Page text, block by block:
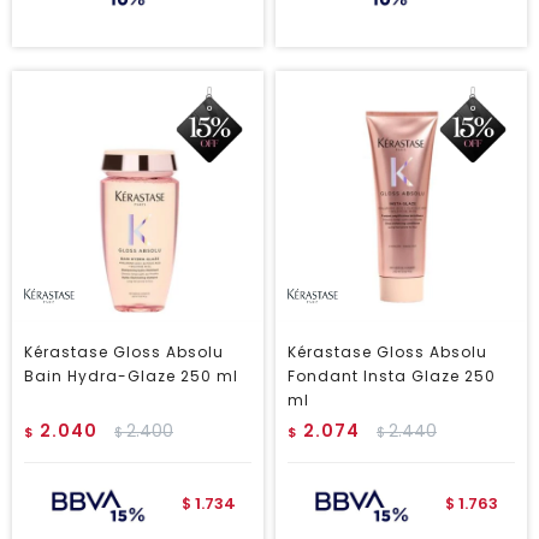
Kérastase Gloss Absolu
Bain Hydra-Glaze 250 ml
$ 2.040 $2.400
$ 1.734
Kérastase Gloss Absolu
Fondant Insta Glaze 250
ml
$ 2.074 $2.440
$ 1.763